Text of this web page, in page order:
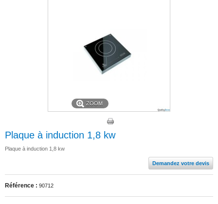
ZOOM
Plaque à induction 1,8 kw
Plaque à induction 1,8 kw
Demandez votre devis
Référence : 90712